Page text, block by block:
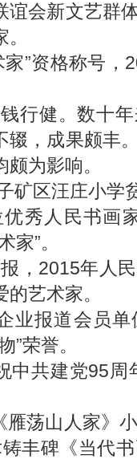
谊会新文艺群
”资格称号，
行健。数十
辍，成果颇丰
为影响。
矿区汪庄小学
秀人民书画
家”。
，2015年人
艺术家。
业报道会员
”荣誉。
中共建党95周
荡山人家》
丰碑《当代